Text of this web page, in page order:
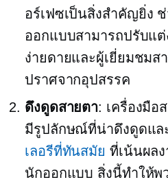
อร์เฟซเป็นสิ่งสำคัญยิ่ง
ออกแบบสามารถปรับแ
ง่ายดายและผู้เยี่ยมชมส
ปราศจากอุปสรรค
ดึงดูดสายตา: เครื่องมือ
มีรูปลักษณ์ที่น่าดึงดูดแล
เลอรีที่ทันสมัย ที่เน้นผล
นักออกแบบ สิ่งนี้ทำให้พ